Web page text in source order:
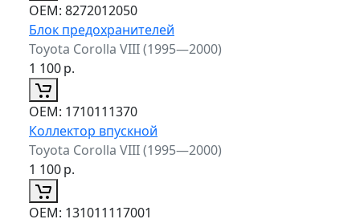
ОЕМ: 8272012050
Блок предохранителей
Toyota Corolla VIII (1995—2000)
1 100р.
ОЕМ: 1710111370
Коллектор впускной
Toyota Corolla VIII (1995—2000)
1 100р.
ОЕМ: 131011117001